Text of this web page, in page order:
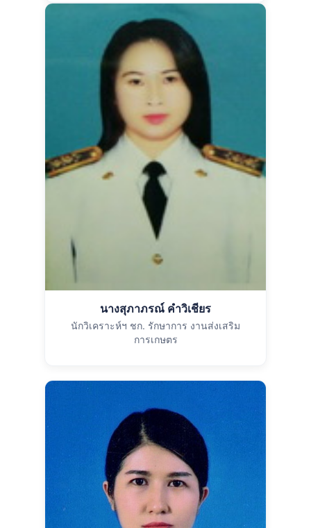
นางสุภาภรณ์ คำวิเชียร
นักวิเคราะห์ฯ ชก. รักษาการ งานส่งเสริม
การเกษตร